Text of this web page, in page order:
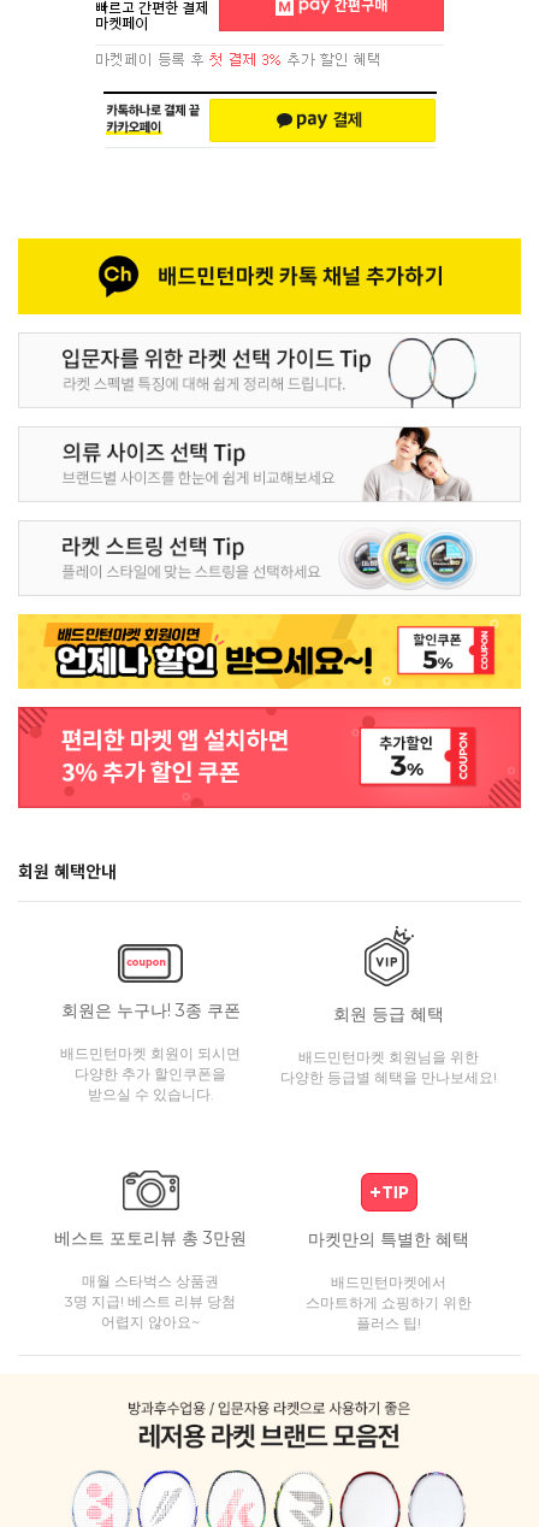
회원 혜택안내
회원은 누구나! 3종 쿠폰
배드민턴마켓 회원이 되시면
다양한 추가 할인쿠폰을
받으실 수 있습니다.
회원 등급 혜택
배드민턴마켓 회원님을 위한
다양한 등급별 혜택을 만나보세요!
베스트 포토리뷰 총 3만원
매월 스타벅스 상품권
3명 지급! 베스트 리뷰 당첨
어렵지 않아요~
마켓만의 특별한 혜택
배드민턴마켓에서
스마트하게 쇼핑하기 위한
플러스 팁!